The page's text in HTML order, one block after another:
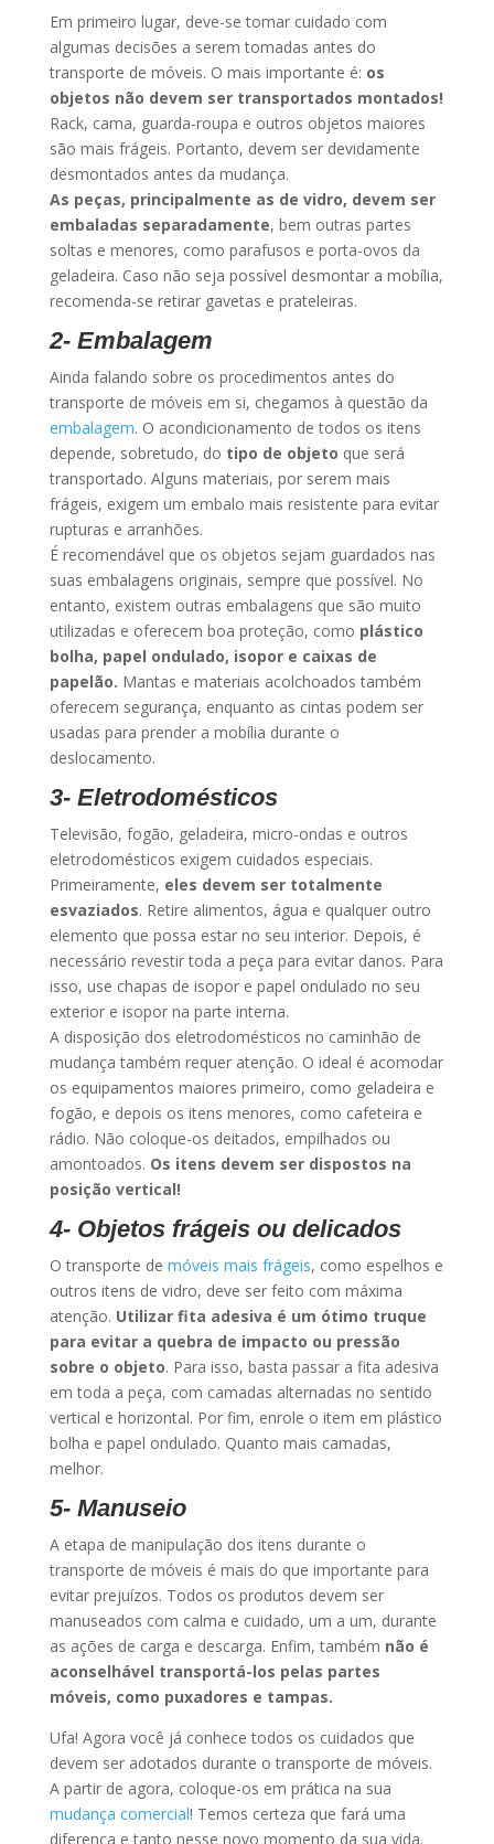
Em primeiro lugar, deve-se tomar cuidado com
algumas decisões a serem tomadas antes do
transporte de móveis. O mais importante é: os
objetos não devem ser transportados montados!
Rack, cama, guarda-roupa e outros objetos maiores
são mais frágeis. Portanto, devem ser devidamente
desmontados antes da mudança.
As peças, principalmente as de vidro, devem ser
embaladas separadamente, bem outras partes
soltas e menores, como parafusos e porta-ovos da
geladeira. Caso não seja possível desmontar a mobília,
recomenda-se retirar gavetas e prateleiras.
2- Embalagem
Ainda falando sobre os procedimentos antes do
transporte de móveis em si, chegamos à questão da
embalagem. O acondicionamento de todos os itens
depende, sobretudo, do tipo de objeto que será
transportado. Alguns materiais, por serem mais
frágeis, exigem um embalo mais resistente para evitar
rupturas e arranhões.
É recomendável que os objetos sejam guardados nas
suas embalagens originais, sempre que possível. No
entanto, existem outras embalagens que são muito
utilizadas e oferecem boa proteção, como plástico
bolha, papel ondulado, isopor e caixas de
papelão. Mantas e materiais acolchoados também
oferecem segurança, enquanto as cintas podem ser
usadas para prender a mobília durante o
deslocamento.
3- Eletrodomésticos
Televisão, fogão, geladeira, micro-ondas e outros
eletrodomésticos exigem cuidados especiais.
Primeiramente, eles devem ser totalmente
esvaziados. Retire alimentos, água e qualquer outro
elemento que possa estar no seu interior. Depois, é
necessário revestir toda a peça para evitar danos. Para
isso, use chapas de isopor e papel ondulado no seu
exterior e isopor na parte interna.
A disposição dos eletrodomésticos no caminhão de
mudança também requer atenção. O ideal é acomodar
os equipamentos maiores primeiro, como geladeira e
fogão, e depois os itens menores, como cafeteira e
rádio. Não coloque-os deitados, empilhados ou
amontoados. Os itens devem ser dispostos na
posição vertical!
4- Objetos frágeis ou delicados
O transporte de móveis mais frágeis, como espelhos e
outros itens de vidro, deve ser feito com máxima
atenção. Utilizar fita adesiva é um ótimo truque
para evitar a quebra de impacto ou pressão
sobre o objeto. Para isso, basta passar a fita adesiva
em toda a peça, com camadas alternadas no sentido
vertical e horizontal. Por fim, enrole o item em plástico
bolha e papel ondulado. Quanto mais camadas,
melhor.
5- Manuseio
A etapa de manipulação dos itens durante o
transporte de móveis é mais do que importante para
evitar prejuízos. Todos os produtos devem ser
manuseados com calma e cuidado, um a um, durante
as ações de carga e descarga. Enfim, também não é
aconselhável transportá-los pelas partes
móveis, como puxadores e tampas.
Ufa! Agora você já conhece todos os cuidados que
devem ser adotados durante o transporte de móveis.
A partir de agora, coloque-os em prática na sua
mudança comercial! Temos certeza que fará uma
diferença e tanto nesse novo momento da sua vida.